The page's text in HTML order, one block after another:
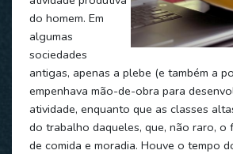
do homem. Em
algumas
sociedades
antigas, apenas a plebe (e também a
empenhava mão-de-obra para
atividade, enquanto que as classes
do trabalho daqueles, que, não raro, o
de comida e moradia. Houve o tempo